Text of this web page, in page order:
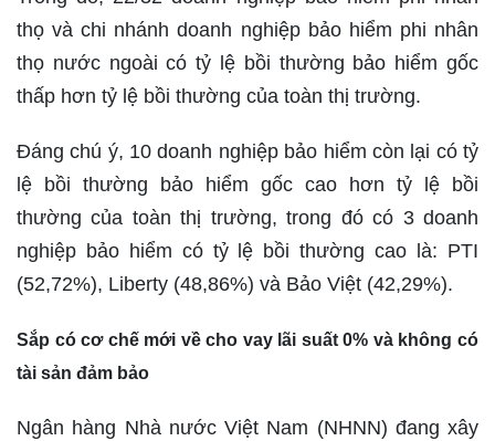
thọ và chi nhánh doanh nghiệp bảo hiểm phi nhân
thọ nước ngoài có tỷ lệ bồi thường bảo hiểm gốc
thấp hơn tỷ lệ bồi thường của toàn thị trường.
Đáng chú ý, 10 doanh nghiệp bảo hiểm còn lại có tỷ
lệ bồi thường bảo hiểm gốc cao hơn tỷ lệ bồi
thường của toàn thị trường, trong đó có 3 doanh
nghiệp bảo hiểm có tỷ lệ bồi thường cao là: PTI
(52,72%), Liberty (48,86%) và Bảo Việt (42,29%).
Sắp có cơ chế mới về cho vay lãi suất 0% và không có
tài sản đảm bảo
Ngân hàng Nhà nước Việt Nam (NHNN) đang xây